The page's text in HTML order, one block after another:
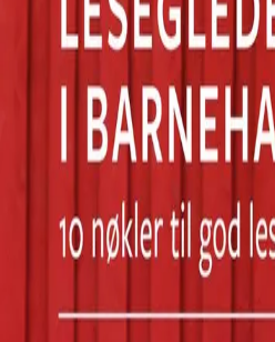
E-bøker
Forfattere
Bokhandel
Leseglede i
10 nøkler til god lesekultur
Line Hansen Hjellupog
Akademisk